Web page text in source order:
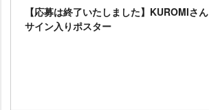
【応募は終了いたしました】KUROMIさん
サイン入りポスター